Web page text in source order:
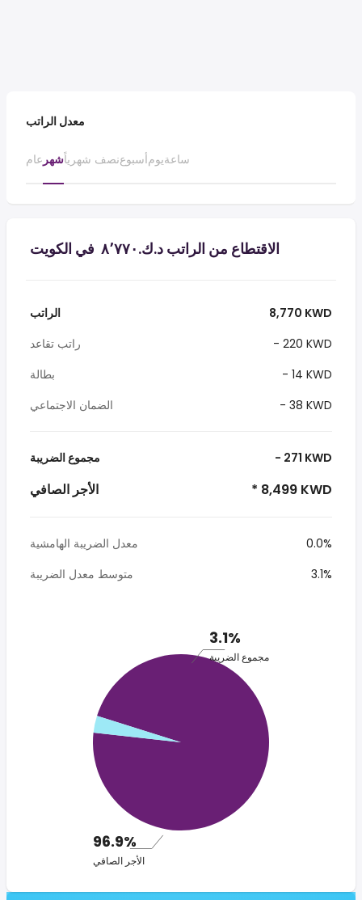
معدل الراتب
عام شهرنصف شهرياًأسبوعيومساعة
الاقتطاع من الراتب د.ك.‏٨٬٧٧٠ ‏ في الكويت
الراتب
8,770 KWD
راتب تقاعد
- 220 KWD
بطالة
- 14 KWD
الضمان الاجتماعي
- 38 KWD
مجموع الضريبة - 271 KWD
الأجر الصافي * 8,499 KWD
معدل الضريبة الهامشية
0.0%
متوسط معدل الضريبة
3.1%
3.1%
مجموع الضريبة
96.9%
الأجر الصافي